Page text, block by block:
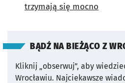
trzymają się mocno
BĄDŹ NA BIEŻĄCO Z
Kliknij „obserwuj”, aby
Wrocławiu. Najciekawsze